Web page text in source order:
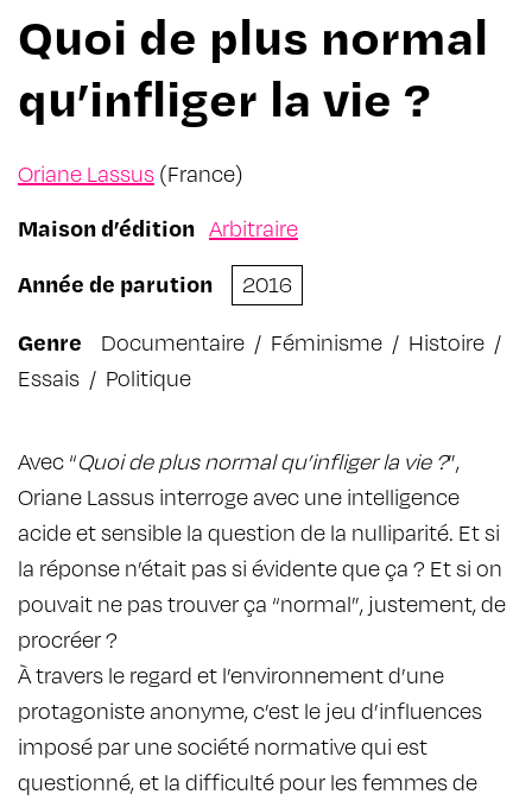
Quoi de plus normal
qu’infliger la vie ?
Oriane Lassus (France)
Maison d’édition Arbitraire
Année de parution
2016
Genre
Documentaire / Féminisme / Histoire /
Essais / Politique
Avec “Quoi de plus normal qu’infliger la vie ?”,
Oriane Lassus interroge avec une intelligence
acide et sensible la question de la nulliparité. Et si
la réponse n’était pas si évidente que ça ? Et si on
pouvait ne pas trouver ça “normal”, justement, de
procréer ?
À travers le regard et l’environnement d’une
protagoniste anonyme, c’est le jeu d’influences
imposé par une société normative qui est
questionné, et la difficulté pour les femmes de